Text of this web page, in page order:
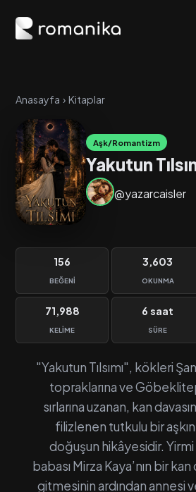
Anasayfa › Kitaplar
Aşk/Romantizm
Yakutun
@yazarcaisler
156
BEĞENI
3,603
OKUNMA
71,988
KELIME
6 saat
SÜRE
"Yakutun Tılsımı", kökleri
topraklarına ve
sırlarına uzanan, kan
filizlenen tutkulu bir
doğuşun hikâyesidir.
babası Mirza Kaya’nın bir
gitmesinin ardından annesi